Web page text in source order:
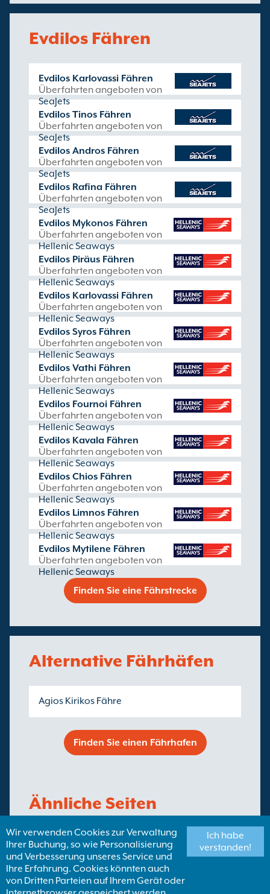
Evdilos Fähren
Evdilos Karlovassi Fähren
Überfahrten angeboten von
SeaJets
Evdilos Tinos Fähren
Überfahrten angeboten von
SeaJets
Evdilos Andros Fähren
Überfahrten angeboten von
SeaJets
Evdilos Rafina Fähren
Überfahrten angeboten von
SeaJets
Evdilos Mykonos Fähren
Überfahrten angeboten von
Hellenic Seaways
Evdilos Piräus Fähren
Überfahrten angeboten von
Hellenic Seaways
Evdilos Karlovassi Fähren
Überfahrten angeboten von
Hellenic Seaways
Evdilos Syros Fähren
Überfahrten angeboten von
Hellenic Seaways
Evdilos Vathi Fähren
Überfahrten angeboten von
Hellenic Seaways
Evdilos Fournoi Fähren
Überfahrten angeboten von
Hellenic Seaways
Evdilos Kavala Fähren
Überfahrten angeboten von
Hellenic Seaways
Evdilos Chios Fähren
Überfahrten angeboten von
Hellenic Seaways
Evdilos Limnos Fähren
Überfahrten angeboten von
Hellenic Seaways
Evdilos Mytilene Fähren
Überfahrten angeboten von
Hellenic Seaways
Finden Sie eine Fährstrecke
Alternative Fährhäfen
Agios Kirikos Fähre
Finden Sie einen Fährhafen
Ähnliche Seiten
Fähren von Ikaria
Finden Sie eine Fähren Destination
Wir verwenden Cookies zur Verwaltung
Ihrer Buchung, so wie Personalisierung
und Verbesserung unseres Service und
Ihre Erfahrung. Cookies könnten auch
von Dritten Parteien auf Ihrem Gerät oder
Ich habe
verstanden!